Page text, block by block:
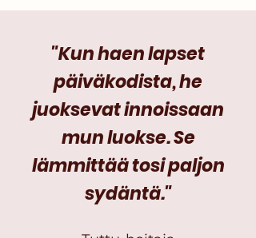
"Kun haen lapset
päiväkodista, he
juoksevat innoissaan
mun luokse. Se
lämmittää tosi paljon
sydäntä."